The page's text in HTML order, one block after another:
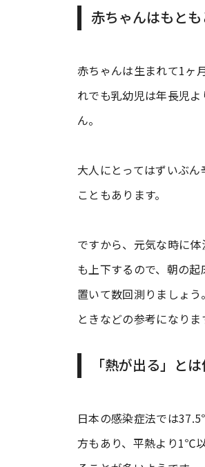
赤ちゃんはもと
赤ちゃんは生まれて1ヶ
れでも乳幼児は年長児
ん。
大人にとってはずいぶ
こともあります。
ですから、元気な時に
も上下するので、朝の
置いて数回測りましょ
ときなどの参考になりま
「熱が出る」と
日本の感染症法では
方もあり、平熱より1℃